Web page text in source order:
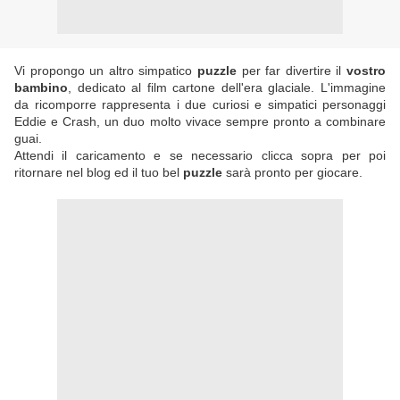
Vi propongo un altro simpatico puzzle per far divertire ilvostro
bambino , dedicato al film cartone dell'era glaciale. L'immagine
da ricomporre rappresenta i due curiosi e simpatici personaggi
Eddie e Crash, un duo molto vivace sempre pronto a combinare
guai.
Attendi il caricamento e se necessario clicca sopra per poi
ritornare nel blog ed il tuo bel puzzle sarà pronto per giocare.